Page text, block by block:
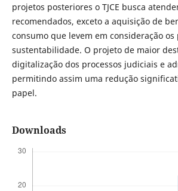
projetos posteriores o TJCE busca
recomendados, exceto a aquisição de
consumo que levem em consideração
sustentabilidade. O projeto de maior
digitalização dos processos judiciais e
permitindo assim uma redução
papel.
Downloads